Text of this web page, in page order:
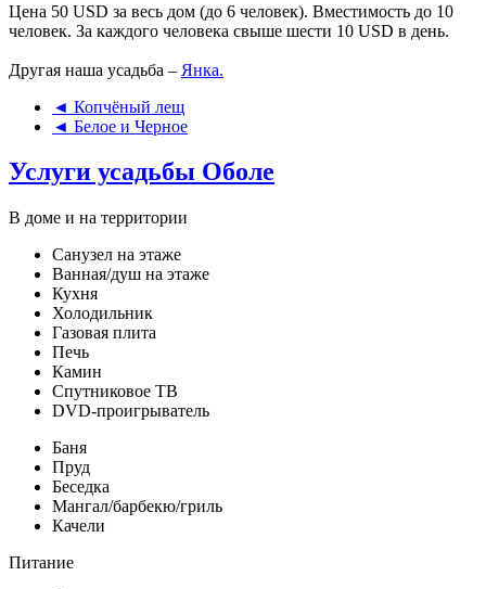
Цена 50 USD за весь дом (до 6 человек). Вместимость до 10
человек. За каждого человека свыше шести 10 USD в день.
Другая наша усадьба – Янка.
◄ Копчёный лещ
◄ Белое и Черное
Услуги усадьбы Оболе
В доме и на территории
Санузел на этаже
Ванная/душ на этаже
Кухня
Холодильник
Газовая плита
Печь
Камин
Спутниковое ТВ
DVD-проигрыватель
Баня
Пруд
Беседка
Мангал/барбекю/гриль
Качели
Питание